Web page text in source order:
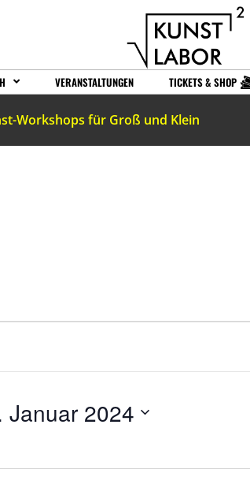
VERANSTALTUNGEN TICKETS & SHOP
Workshops für Groß und Klein
Januar 2024